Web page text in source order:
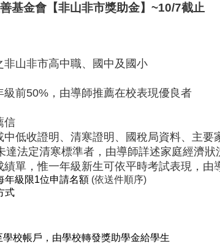
基金會【非山非市獎助金】~10/7截止
非山非市高中職、國中及國小
級前50%，由導師推薦在校表現優良者
信
低收證明、清寒證明、國稅局資料、主
達法定清寒標準者，由導師詳述家庭經濟狀
單，惟一年級新生可依平時考試表現，由
年級限1位申請名額 (依送件順序)
式
校帳戶，由學校轉發獎助學金給學生